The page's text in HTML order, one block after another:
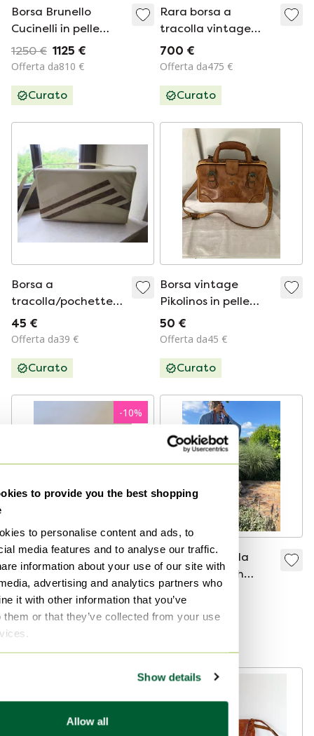
to provide you the best shopping
to personalise content and ads, to
media features and to analyse our traffic.
information about your use of our site with
advertising and analytics partners who
it with other information that you’ve
them or that they’ve collected from your use
Show details
Allow all
Borsa Brunello
Cucinelli in pelle
scamosciata
1250 € 1125 €
Offerta da810 €
Curato
Rara borsa a
tracolla vintage
Gucci in pelle
scamosciata e pelle
dorata e ciondolo
in Italy
700 €
Offerta da475 €
Curato
Borsa a
tracolla/pochette
vintage in pelle,
realizzata in Italia
45 €
Offerta da39 €
Curato
Borsa vintage
Pikolinos in pelle
beige
50 €
Offerta da45 €
Curato
-10%
Borsa vintage
Valentino
60 € 54 €
Offerta da40 €
Borsa a tracolla
originale Ralph
Lauren in pelle
scamosciata – color
cognac – in buone
270 €
Offerta da135 €